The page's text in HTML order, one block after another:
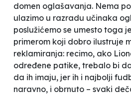
domen oglašavanja. Nema
ulazimo u razradu učinaka
poslužićemo se umesto toga
primerom koji dobro ilustruje
reklamiranja: recimo, ako
određene patike, trebalo bi
da ih imaju, jer ih i najbolji
naravno, i obrnuto – svaki